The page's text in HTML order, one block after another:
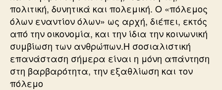
πολιτική, δυνητικά και πολεμική. Ο «πόλεμος
όλων εναντίον όλων» ως αρχή, διέπει, εκτός
από την οικονομία, και την ίδια την κοινωνική
συμβίωση των ανθρώπων.Η σοσιαλιστική
επανάσταση σήμερα είναι η μόνη απάντηση
στη βαρβαρότητα, την εξαθλίωση και τον
πόλεμο